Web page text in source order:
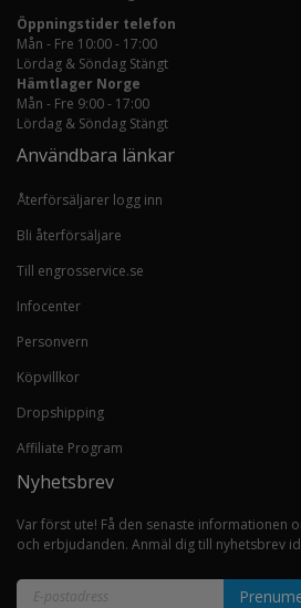
Öppningstider telefon
Mån - Fre 10:00 - 17:00
Lördag & Söndag Stängt
Hämtlager Norge
Mån - Fre 9:00 - 17:00
Lördag & Söndag Stängt
Användbara länkar
Återförsäljarer logg inn
Bli återförsäljare
Till engrosservice.se
Infocenter
Personvern
Köpvillkor
Dropshipping
Affiliate Program
Nyhetsbrev
Var först ute! Få den senaste informationen
och erbjudanden. Anmäl dig till nyhetsbrev